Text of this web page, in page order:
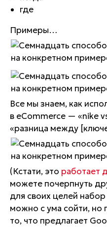
где
Примеры…
Все мы знаем, как
в eCommerce — «nike
«разница между
(Кстати, это работает
можете почерпнуть
для своих целей
можно с ума сойти, но
то, что предлагает